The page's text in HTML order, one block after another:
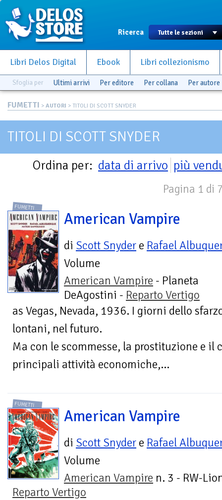
Ricerca
Libri Delos Digital Ebook Libri collezionismo
Sfoglia per Ultimi arrivi Per editore Per collana Per autore
FUMETTI > AUTORI > TITOLI DI SCOTT SNYDER
TITOLI DI SCOTT SNYDER
Ordina per: data di arrivo più
Pagina 1 di
FUMETTI
American Vampire
di Scott Snyder e Rafael
Volume
American Vampire - Planeta
DeAgostini - Reparto Vertigo
as Vegas, Nevada, 1936. I giorni dello
lontani, nel futuro.
Ma con le scommesse, la prostituzione e il
principali attività economiche,...
FUMETTI
American Vampire
di Scott Snyder e Rafael
Volume
American Vampire n. 3 - RW-
Reparto Vertigo